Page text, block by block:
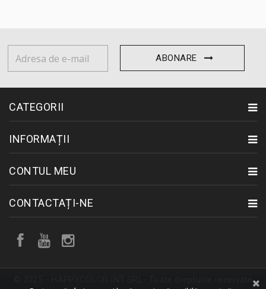
ABONARE
CATEGORII
INFORMAȚII
CONTUL MEU
CONTACTAȚI-NE